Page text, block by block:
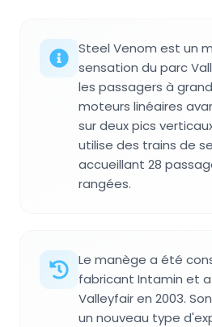
Steel Venom est un
sensation du parc
les passagers à
moteurs linéaires
sur deux pics
utilise des trains de
accueillant 28
rangées.
Le manège a été
fabricant Intamin et
Valleyfair en 2003.
un nouveau type